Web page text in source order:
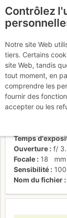
Activités
Date/heure
27
Contributeur
Temps
Ouverture
f/
Focale
18
mm
Sensibilité
100
Nom du fichier
Contrôlez
Notre site Web
tiers. Certains
site Web, tandis
tout moment, en
comprendre les
fournir des
accepter ou les